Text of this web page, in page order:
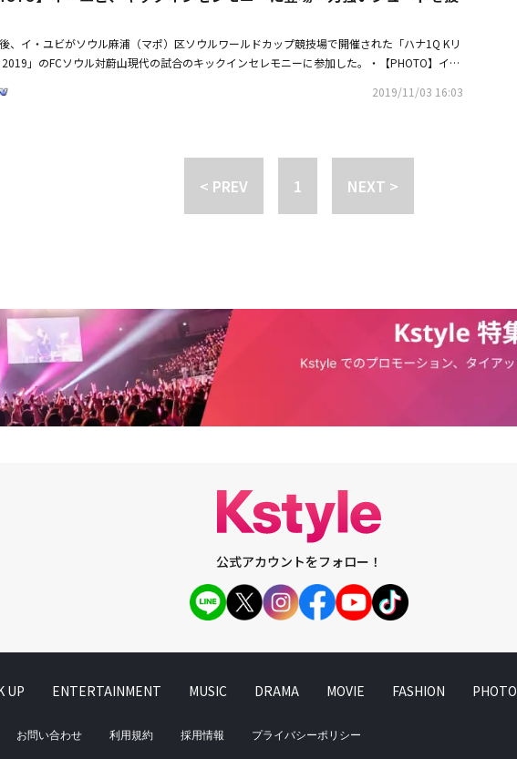
、イ・ユビがソウル麻浦（マポ）区ソウルワールドカップ競技場で開催された「ハナ1Q Kリ
」のFCソウル対蔚山現代の試合のキックインセレモニーに参加した。・【PHOTO】イ・
を告訴へ「我慢できない水準に達した」
2019/11/03 16:03
< PREV 1 NEXT >
公式アカウントをフォロー！
UP ENTERTAINMENT MUSIC DRAMA MOVIE FASHION PHOTO
お問い合わせ 利用規約 採用情報 プライバシーポリシー